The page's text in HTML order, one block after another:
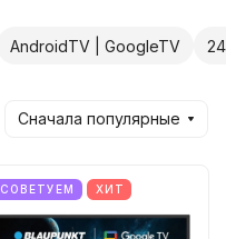
AndroidTV | GoogleTV
Сначала популярные
СОВЕТУЕМ ХИТ